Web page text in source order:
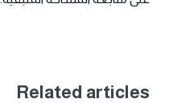
Related articles